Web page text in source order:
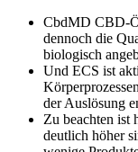
CbdMD CBD-
dennoch die
biologisch
Und ECS ist
der Auslösung
Zu beachten ist
deutlich höher